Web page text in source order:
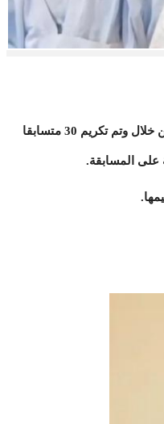
وتميز الحفل بتكريم المتفوقين من الطلاب في الفئات الخمسة التي شملتها المسابقة من خلال وتم تكريم 30 متسابقا
على المسابقة.